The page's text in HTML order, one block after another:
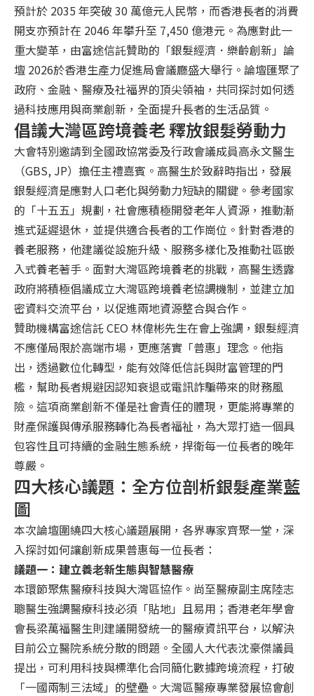
預計於 2035 年突破 30 萬億元人民幣，而香港長者的消費
開支亦預計在 2046 年攀升至 7,450 億港元。為應對此一
重大變革，由富途信託贊助的「銀髮經濟．樂齡創新」論
壇 2026於香港生產力促進局會議廳盛大舉行。論壇匯聚了
政府、金融、醫療及社福界的頂尖領袖，共同探討如何透
過科技應用與商業創新，全面提升長者的生活品質。
倡議大灣區跨境養老 釋放銀髮勞動力
大會特別邀請到全國政協常委及行政會議成員高永文醫生
（GBS, JP）擔任主禮嘉賓。高醫生於致辭時指出，發展
銀髮經濟是應對人口老化與勞動力短缺的關鍵。參考國家
的「十五五」規劃，社會應積極開發老年人資源，推動漸
進式延遲退休，並提供適合長者的工作崗位。針對香港的
養老服務，他建議從設施升級、服務多樣化及推動社區嵌
入式養老著手。面對大灣區跨境養老的挑戰，高醫生透露
政府將積極倡議成立大灣區跨境養老協調機制，並建立加
密資料交流平台，以促進兩地資源整合與合作。
贊助機構富途信託 CEO 林偉彬先生在會上強調，銀髮經濟
不應僅局限於高端市場，更應落實「普惠」理念。他指
出，透過數位化轉型，能有效降低信託與財富管理的門
檻，幫助長者規避因認知衰退或電訊詐騙帶來的財務風
險。這項商業創新不僅是社會責任的體現，更能將專業的
財產保護與傳承服務轉化為長者福祉，為大眾打造一個具
包容性且可持續的金融生態系統，捍衛每一位長者的晚年
尊嚴。
四大核心議題：全方位剖析銀髮產業藍
圖
本次論壇圍繞四大核心議題展開，各界專家齊聚一堂，深
入探討如何讓創新成果普惠每一位長者：
議題一：建立養⽼新⽣態與智慧醫療
本環節聚焦醫療科技與大灣區協作。尚至醫療副主席陸志
聰醫生強調醫療科技必須「貼地」且易用；香港老年學會
會長梁萬福醫生則建議開發統一的醫療資訊平台，以解決
目前公立醫院系統分散的問題。全國人大代表沈豪傑議員
提出，可利用科技與標準化合同簡化數據跨境流程，打破
「一國兩制三法域」的壁壘。大灣區醫療專業發展協會創